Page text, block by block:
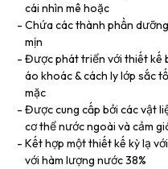
cái nhìn mê hoặc
Chứa các thành phần
mịn
Được phát triển với thiết kế
áo khoác & cách ly lớp sắc
mặc
Được cung cấp bởi các vật
cơ thể nước ngoài và cảm
Kết hợp một thiết kế kỳ lạ
với hàm lượng nước 38%